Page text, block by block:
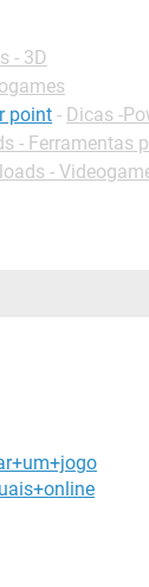
- 3D
point - Dicas -
- Ferramentas
-